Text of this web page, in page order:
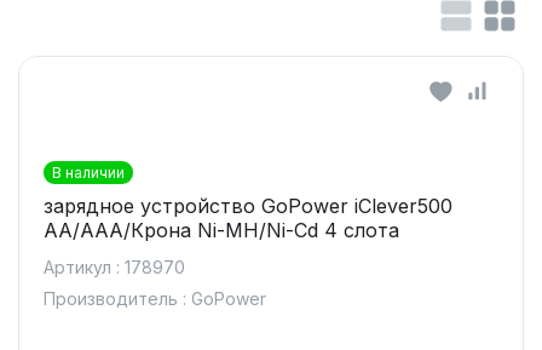
В наличии
зарядное устройство GoPower iClever500
AA/AAA/Крона Ni-MH/Ni-Cd 4 слота
Артикул : 178970
Производитель : GoPower